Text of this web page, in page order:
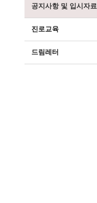
공지사항 및 입시자료
진로교육
드림레터